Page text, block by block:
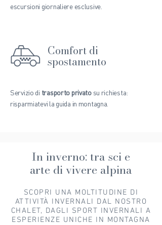
escursioni giornaliere esclusive.
Comfort di
spostamento
Servizio di trasporto privatosu richiesta:
risparmiatevi la guida in montagna.
In inverno: tra sci e
arte di vivere alpina
SCOPRI UNA MOLTITUDINE DI
ATTIVITÀ INVERNALI DAL NOSTRO
CHALET, DAGLI SPORT INVERNALI A
ESPERIENZE UNICHE IN MONTAGNA